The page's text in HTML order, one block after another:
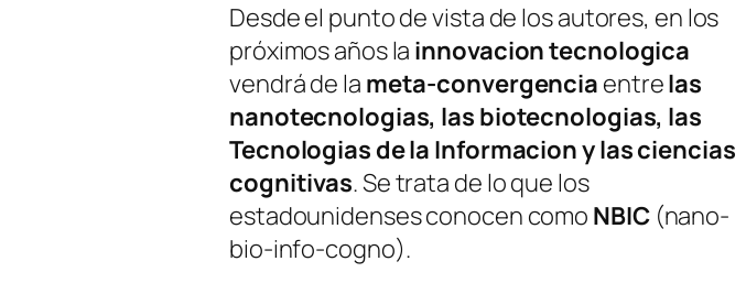
Desde el punto de vista de los autores, en los
próximos años la innovacion tecnologica
vendrá de la meta-convergencia entrelas
nanotecnologias, las biotecnologias, las
Tecnologias de la Informacion y las ciencias
cognitivas. Se trata de lo que los
estadounidenses conocen como NBIC(nano-
bio-info-cogno).